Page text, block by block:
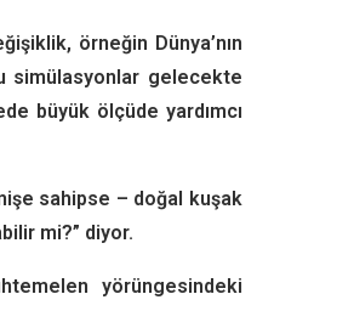
örneğin Dünya’nın
simülasyonlar gelecekte
büyük ölçüde yardımcı
sahipse – doğal kuşak
mi?” diyor.
yörüngesindeki